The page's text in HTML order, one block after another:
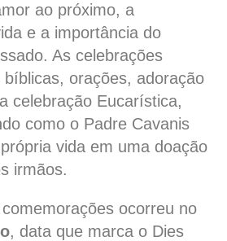
ao próximo, a
e a importância do
As celebrações
orações, adoração
celebração Eucarística,
como o Padre Cavanis
vida em uma doação
irmãos.
ocorreu no
, data que marca o Dies